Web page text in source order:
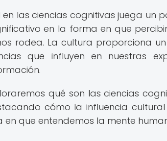
en las ciencias cognitivas juega un
en la forma en que
rodea. La cultura proporciona
que influyen en nuestras
qué son las ciencias
cómo la influencia
que entendemos la mente